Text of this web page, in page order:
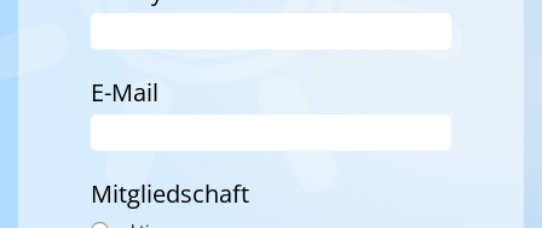
E-Mail
Mitgliedschaft